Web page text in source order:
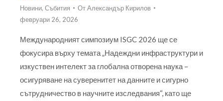
Новини, Събития ОтАлександър Кирилов
февруари 26, 2026
Международният симпозиум ISGC 2026 ще се
фокусира върху темата „Надеждни инфраструктури и
изкуствен интелект за глобална отворена наука –
осигуряване на суверенитет на данните и сигурно
сътрудничество в научните изследвания“, като ще